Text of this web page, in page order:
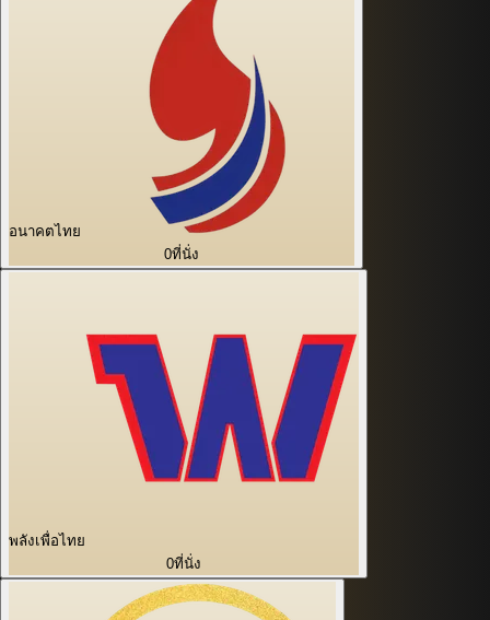
อนาคตไทย
0ที่นั่ง
พลังเพื่อไทย
0ที่นั่ง